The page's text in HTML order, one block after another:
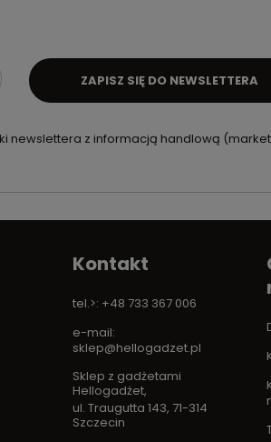
newslettera z informacją handlową
ZAPISZ SIĘ DO NEWSLETTERA
Kontakt
tel.>: +48 733 367 006
e-mail:
sklep@hellogadzet.pl
Sklep z gadżetami
Hellogadżet,
ul. Traugutta 143, 71-314
Szczecin